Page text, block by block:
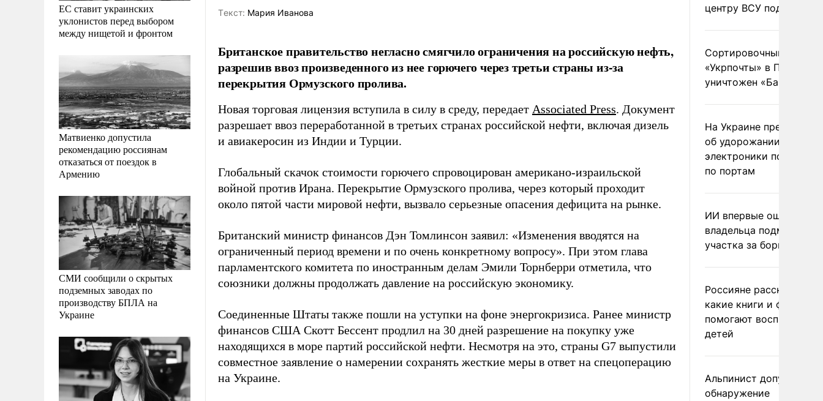
ЕС ставит украинских
уклонистов перед выбором
между нищетой и фронтом
Матвиенко допустила
рекомендацию россиянам
отказаться от поездок в
Армению
СМИ сообщили о скрытых
подземных заводах по
производству БПЛА на
Украине
Tекст: Мария Иванова
Британское правительство негласно смягчило ограничения на российскую нефть,
разрешив ввоз произведенного из нее горючего через третьи страны из-за
перекрытия Ормузского пролива.
Новая торговая лицензия вступила в силу в среду, передает Associated Press. Документ
разрешает ввоз переработанной в третьих странах российской нефти, включая дизель
и авиакеросин из Индии и Турции.
Глобальный скачок стоимости горючего спровоцирован американо-израильской
войной против Ирана. Перекрытие Ормузского пролива, через который проходит
около пятой части мировой нефти, вызвало серьезные опасения дефицита на рынке.
Британский министр финансов Дэн Томлинсон заявил: «Изменения вводятся на
ограниченный период времени и по очень конкретному вопросу». При этом глава
парламентского комитета по иностранным делам Эмили Торнберри отметила, что
союзники должны продолжать давление на российскую экономику.
Соединенные Штаты также пошли на уступки на фоне энергокризиса. Ранее министр
финансов США Скотт Бессент продлил на 30 дней разрешение на покупку уже
находящихся в море партий российской нефти. Несмотря на это, страны G7 выпустили
совместное заявление о намерении сохранять жесткие меры в ответ на спецоперацию
на Украине.
центру ВСУ под Киевом
Сортировочный пункт
«Укрпочты» в
уничтожен
На Украине
об удорожании
электроники после
по портам
ИИ впервые
владельца
участка за борщевик
Россияне рассказали,
какие книги и фильмы
помогают воспитывать
детей
Альпинист допустил
обнаружение